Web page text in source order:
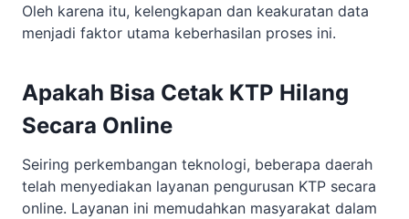
Oleh karena itu, kelengkapan dan keakuratan data
menjadi faktor utama keberhasilan proses ini.
Apakah Bisa Cetak KTP Hilang
Secara Online
Seiring perkembangan teknologi, beberapa daerah
telah menyediakan layanan pengurusan KTP secara
online. Layanan ini memudahkan masyarakat dalam